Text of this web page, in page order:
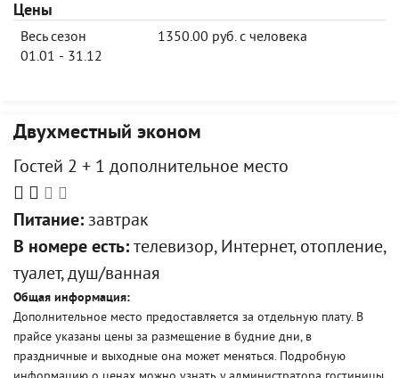
Цены
Весь сезон
01.01 - 31.12
1350.00 руб. с человека
Двухместный эконом
Гостей 2 + 1 дополнительное место
Питание: завтрак
В номере есть: телевизор, Интернет, отопление,
туалет, душ/ванная
Общая информация:
Дополнительное место предоставляется за отдельную плату. В
прайсе указаны цены за размещение в будние дни, в
праздничные и выходные она может меняться. Подробную